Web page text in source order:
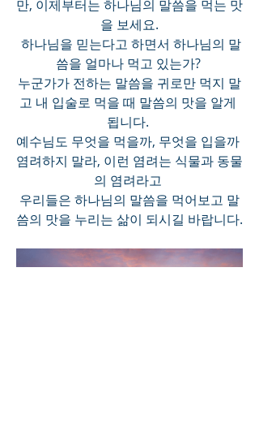
만, 이제부터는 하나님의 말씀을 먹는 맛
을 보세요.
하나님을 믿는다고 하면서 하나님의 말
씀을 얼마나 먹고 있는가?
누군가가 전하는 말씀을 귀로만 먹지 말
고 내 입술로 먹을 때 말씀의 맛을 알게
됩니다.
예수님도 무엇을 먹을까, 무엇을 입을까
염려하지 말라, 이런 염려는 식물과 동물
의 염려라고
우리들은 하나님의 말씀을 먹어보고 말
씀의 맛을 누리는 삶이 되시길 바랍니다.